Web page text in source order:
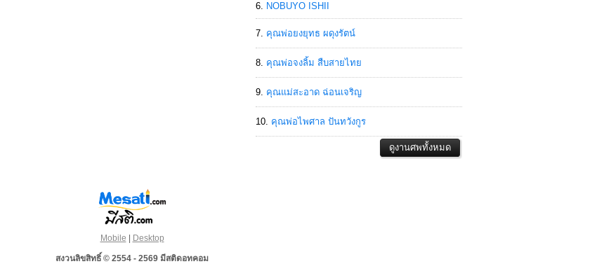
NOBUYO ISHII
คุณพ่อยงยุทธ ผดุงรัตน์
คุณพ่อจงลิ้ม สืบสายไทย
คุณแม่สะอาด ฉ่อนเจริญ
คุณพ่อไพศาล ปันทวังกูร
Mobile | Desktop
สงวนลิขสิทธิ์ © 2554 - 2569 มีสติดอทคอม